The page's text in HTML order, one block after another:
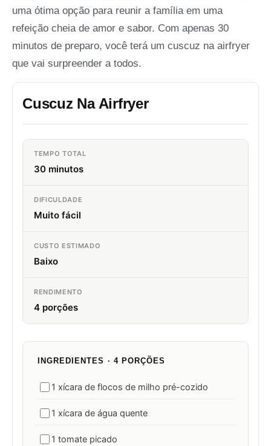
uma ótima opção para reunir a família em uma
refeição cheia de amor e sabor. Com apenas 30
minutos de preparo, você terá um cuscuz na airfryer
que vai surpreender a todos.
Cuscuz Na Airfryer
TEMPO TOTAL
30 minutos
DIFICULDADE
Muito fácil
CUSTO ESTIMADO
Baixo
RENDIMENTO
4 porções
INGREDIENTES · 4 PORÇÕES
1 xícara de flocos de milho pré-cozido
1 xícara de água quente
1 tomate picado